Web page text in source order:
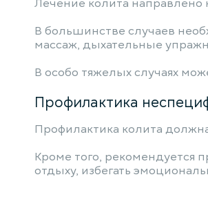
Лечение колита
В большинстве случаев
массаж, дыхательные
В особо тяжелых случаях
Профилактика
Профилактика колита
Кроме того, рекомендуется
отдыху, избегать